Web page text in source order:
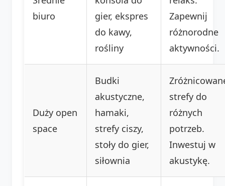
biuro
gier, ekspres
do kawy,
rośliny
Zapewnij
różnorodne
aktywności.
Duży open
space
Budki
akustyczne,
hamaki,
strefy ciszy,
stoły do gier,
siłownia
strefy do
różnych
potrzeb.
Inwestuj w
akustykę.